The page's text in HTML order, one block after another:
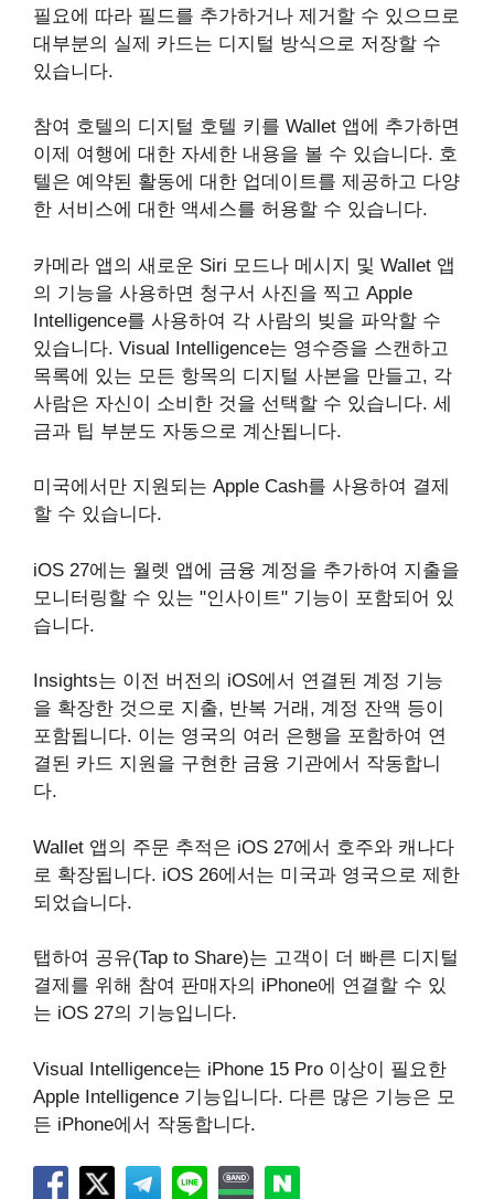
필요에 따라 필드를 추가하거나 제거할 수 있으므로
대부분의 실제 카드는 디지털 방식으로 저장할 수
있습니다.
참여 호텔의 디지털 호텔 키를 Wallet 앱에 추가하면
이제 여행에 대한 자세한 내용을 볼 수 있습니다. 호
텔은 예약된 활동에 대한 업데이트를 제공하고 다양
한 서비스에 대한 액세스를 허용할 수 있습니다.
카메라 앱의 새로운 Siri 모드나 메시지 및 Wallet 앱
의 기능을 사용하면 청구서 사진을 찍고 Apple
Intelligence를 사용하여 각 사람의 빚을 파악할 수
있습니다. ‌Visual Intelligence‌는 영수증을 스캔하고
목록에 있는 모든 항목의 디지털 사본을 만들고, 각
사람은 자신이 소비한 것을 선택할 수 있습니다. 세
금과 팁 부분도 자동으로 계산됩니다.
미국에서만 지원되는 Apple Cash를 사용하여 결제
할 수 있습니다.
iOS 27에는 월렛 앱에 금융 계정을 추가하여 지출을
모니터링할 수 있는 "인사이트" 기능이 포함되어 있
습니다.
Insights는 이전 버전의 iOS에서 연결된 계정 기능
을 확장한 것으로 지출, 반복 거래, 계정 잔액 등이
포함됩니다. 이는 영국의 여러 은행을 포함하여 연
결된 카드 지원을 구현한 금융 기관에서 작동합니
다.
Wallet 앱의 주문 추적은 ‌iOS 27‌에서 호주와 캐나다
로 확장됩니다. iOS 26에서는 미국과 영국으로 제한
되었습니다.
탭하여 공유(Tap to Share)는 고객이 더 빠른 디지털
결제를 위해 참여 판매자의 iPhone에 연결할 수 있
는 iOS 27의 기능입니다.
‌Visual Intelligence‌는 iPhone 15 Pro 이상이 필요한
Apple Intelligence‌ 기능입니다. 다른 많은 기능은 모
든 iPhone에서 작동합니다.